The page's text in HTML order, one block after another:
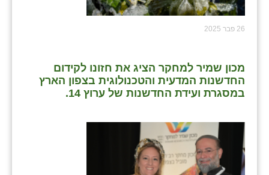
26 פבר 2025
מכון שמיר למחקר הציג את חזונו לקידום
החדשנות המדעית והטכנולוגית בצפון הארץ
במסגרת ועידת החדשנות של ערוץ 14.